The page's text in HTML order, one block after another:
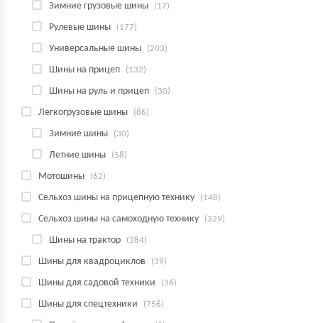
Зимние грузовые шины (17)
Рулевые шины (177)
Универсальные шины (203)
Шины на прицеп (132)
Шины на руль и прицеп (30)
Легкогрузовые шины (86)
Зимние шины (30)
Летние шины (58)
Мотошины (62)
Сельхоз шины на прицепную технику (148)
Сельхоз шины на самоходную технику (329)
Шины на трактор (284)
Шины для квадроциклов (39)
Шины для садовой техники (36)
Шины для спецтехники (756)